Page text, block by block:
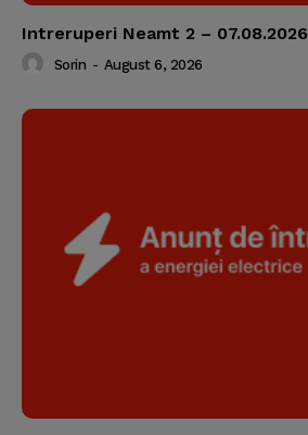
Intreruperi Neamt 2 – 07.08.2026
Sorin - August 6, 2026